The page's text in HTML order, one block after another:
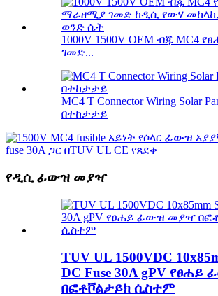
1000V 1500V OEM ብጁ MC4
ገመድ...
MC4 T Connector Wiring Solar
በተከታታይ
የዲሲ ፊውዝ መያዣ
TUV UL 1500VDC
DC Fuse 30A gPV
በፎቶቮልታይክ ሲስተም